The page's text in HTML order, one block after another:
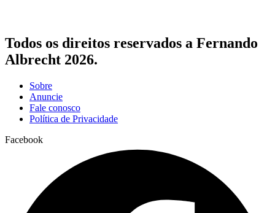
Todos os direitos reservados a Fernando
Albrecht 2026.
Sobre
Anuncie
Fale conosco
Política de Privacidade
Facebook